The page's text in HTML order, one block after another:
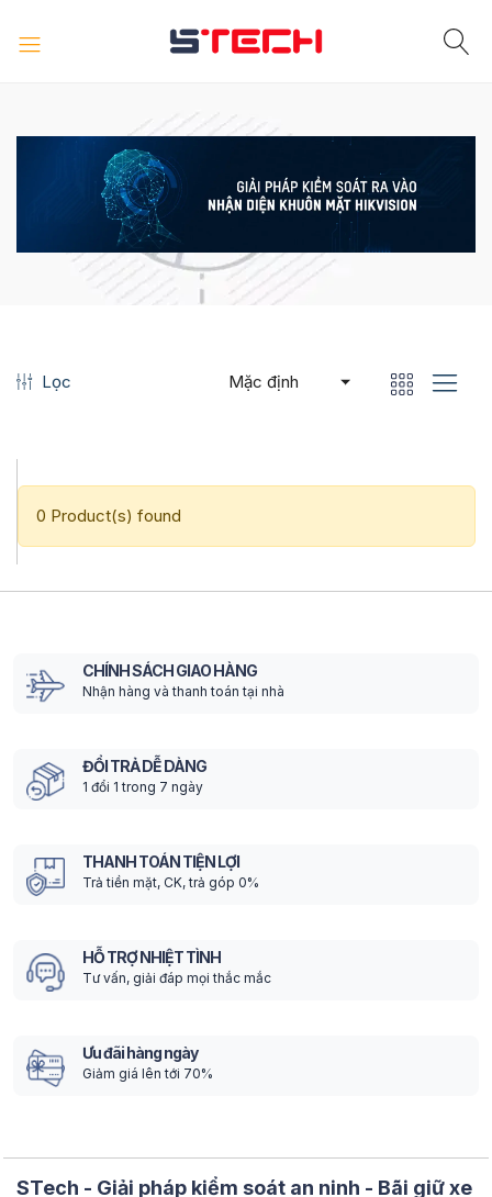
Lọc Mặc định
0 Product(s) found
CHÍNH SÁCH GIAO HÀNG
Nhận hàng và thanh toán tại nhà
ĐỔI TRẢ DỄ DÀNG
1 đổi 1 trong 7 ngày
THANH TOÁN TIỆN LỢI
Trả tiền mặt, CK, trả góp 0%
HỖ TRỢ NHIỆT TÌNH
Tư vấn, giải đáp mọi thắc mắc
Ưu đãi hàng ngày
Giảm giá lên tới 70%
STech - Giải pháp kiểm soát an ninh - Bãi giữ xe